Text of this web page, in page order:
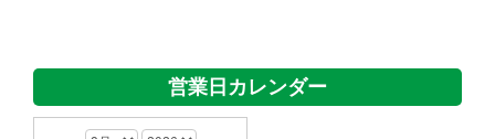
営業日カレンダー